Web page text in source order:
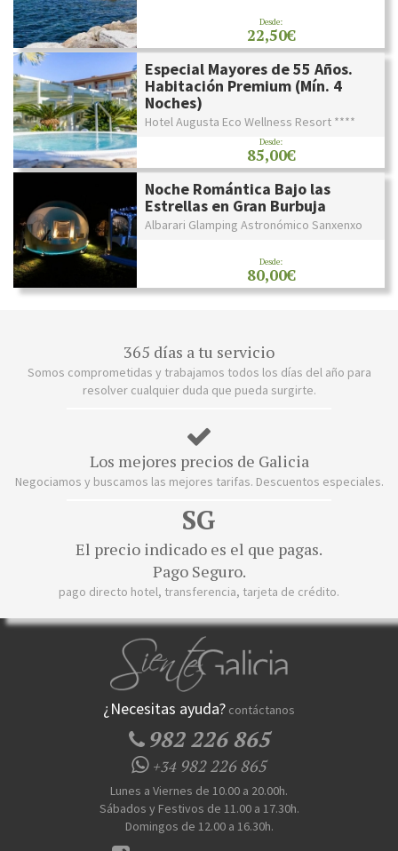
Desde:
22,50€
Especial Mayores de 55 Años.
Habitación Premium (Mín. 4
Noches)
Hotel Augusta Eco Wellness Resort ****
Desde:
85,00€
Noche Romántica Bajo las
Estrellas en Gran Burbuja
Albarari Glamping Astronómico Sanxenxo
Desde:
80,00€
365 días a tu servicio
Somos comprometidas y trabajamos todos los días del año para
resolver cualquier duda que pueda surgirte.
Los mejores precios de Galicia
Negociamos y buscamos las mejores tarifas. Descuentos especiales.
SG
El precio indicado es el que pagas.
Pago Seguro.
pago directo hotel, transferencia, tarjeta de crédito.
¿Necesitas ayuda? contáctanos
982 226 865
+34982 226 865
Lunes a Viernes de 10.00 a 20.00h.
Sábados y Festivos de 11.00 a 17.30h.
Domingos de 12.00 a 16.30h.